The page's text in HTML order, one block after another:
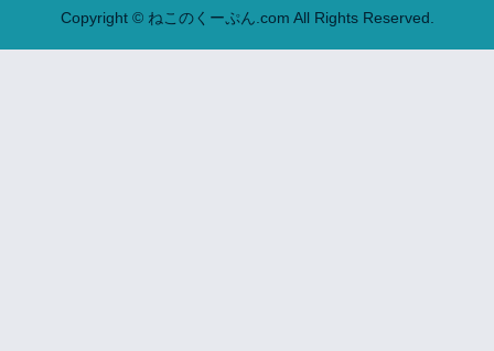
Copyright © ねこのくーぷん.com All Rights Reserved.